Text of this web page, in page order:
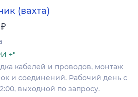
(вахта)
₽
+"
кабелей и проводов, монтаж
и соединений. Рабочий день с
выходной по запросу.